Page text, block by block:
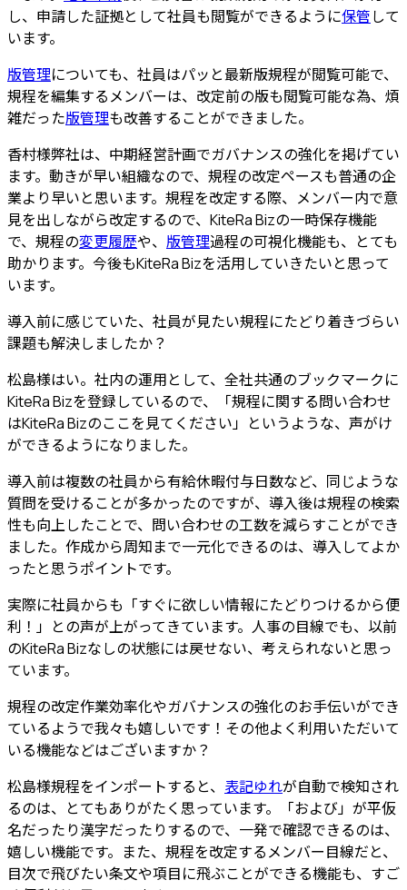
し、申請した証拠として社員も閲覧ができるように保管して
います。
版管理についても、社員はパッと最新版規程が閲覧可能で、
規程を編集するメンバーは、改定前の版も閲覧可能な為、煩
雑だった版管理も改善することができました。
香村様弊社は、中期経営計画でガバナンスの強化を掲げてい
ます。動きが早い組織なので、規程の改定ペースも普通の企
業より早いと思います。規程を改定する際、メンバー内で意
見を出しながら改定するので、KiteRa Bizの一時保存機能
で、 規程の変更履歴や、 版管理過程の可視化機能も、とても
助かります。 今後もKiteRa Bizを活用していきたいと思って
います。
導入前に感じていた、社員が見たい規程にたどり着きづらい
課題も解決しましたか？
松島様はい。社内の運用として、全社共通のブックマークに
KiteRa Bizを登録しているので、「規程に関する問い合わせ
はKiteRa Bizのここを見てください」というような、声がけ
ができるようになりました。
導入前は複数の社員から有給休暇付与日数など、同じような
質問を受けることが多かったのですが、導入後は規程の検索
性も向上したことで、問い合わせの工数を減らすことができ
ました。作成から周知まで一元化できるのは、導入してよか
ったと思うポイントです。
実際に社員からも「すぐに欲しい情報にたどりつけるから便
利！ 」との声が上がってきています。人事の目線でも、以前
のKiteRa Bizなしの状態には戻せない、考えられないと思っ
ています。
規程の改定作業効率化やガバナンスの強化のお手伝いができ
ているようで我々も嬉しいです！その他よく利用いただいて
いる機能などはございますか？
松島様規程をインポートすると、 表記ゆれが自動で検知され
るのは、とてもありがたく思っています。「および」が平仮
名だったり漢字だったりするので、一発で確認できるのは、
嬉しい機能です。また、規程を改定するメンバー目線だと、
目次で飛びたい条文や項目に飛ぶことができる機能も、すご